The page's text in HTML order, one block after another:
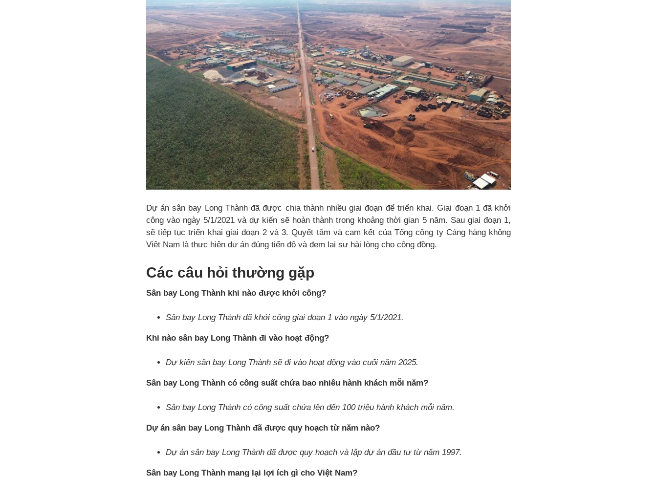
Dự án sân bay Long Thành đã được chia thành nhiều giai đoạn để triển khai. Giai đoạn 1 đã khởi
công vào ngày 5/1/2021 và dự kiến sẽ hoàn thành trong khoảng thời gian 5 năm. Sau giai đoạn 1,
sẽ tiếp tục triển khai giai đoạn 2 và 3. Quyết tâm và cam kết của Tổng công ty Cảng hàng không
Việt Nam là thực hiện dự án đúng tiến độ và đem lại sự hài lòng cho cộng đồng.
Các câu hỏi thường gặp
Sân bay Long Thành khi nào được khởi công?
Sân bay Long Thành đã khởi công giai đoạn 1 vào ngày 5/1/2021.
Khi nào sân bay Long Thành đi vào hoạt động?
Dự kiến sân bay Long Thành sẽ đi vào hoạt động vào cuối năm 2025.
Sân bay Long Thành có công suất chứa bao nhiêu hành khách mỗi năm?
Sân bay Long Thành có công suất chứa lên đến 100 triệu hành khách mỗi năm.
Dự án sân bay Long Thành đã được quy hoạch từ năm nào?
Dự án sân bay Long Thành đã được quy hoạch và lập dự án đầu tư từ năm 1997.
Sân bay Long Thành mang lại lợi ích gì cho Việt Nam?